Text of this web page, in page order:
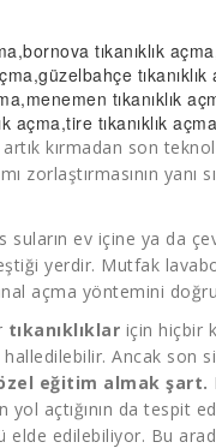
,bornova tıkanıklık açma
,güzelbahçe
,menemen tıkanıklık
açma,tire tıkanıklık açma
kırmadan son
zorlaştırmasının
suların ev içine ya da
yerdir. Mutfak
açma yöntemini
tıkanıklıklar için hiçbir
halledilebilir. Ancak
eğitim almak şart.
yol açtığının da tespit
elde edilebiliyor. Bu